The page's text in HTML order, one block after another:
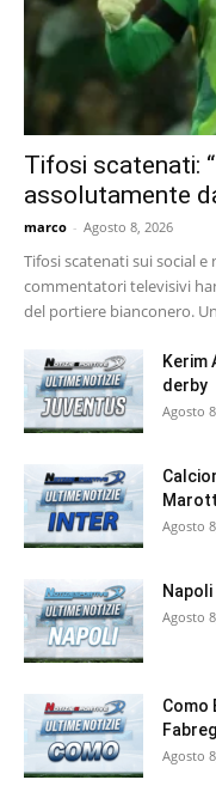
Tifosi scatenati:
assolutamente
marco - Agosto 8, 2026
Tifosi scatenati sui social
commentatori televisivi
del portiere bianconero.
Kerim
derby
Agosto
Agosto
Agosto
Como
Agosto